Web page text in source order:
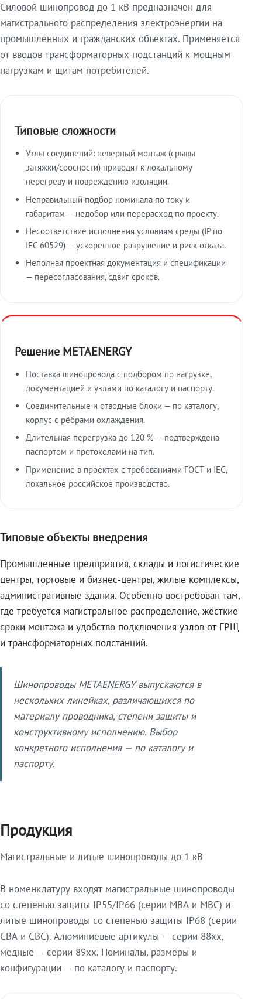
Силовой шинопровод до 1 кВ предназначен для
магистрального распределения электроэнергии на
промышленных и гражданских объектах. Применяется
от вводов трансформаторных подстанций к мощным
нагрузкам и щитам потребителей.
Типовые сложности
Узлы соединений: неверный монтаж (срывы
затяжки/соосности) приводят к локальному
перегреву и повреждению изоляции.
Неправильный подбор номинала по току и
габаритам — недобор или перерасход по проекту.
Несоответствие исполнения условиям среды (IP по
IEC 60529) — ускоренное разрушение и риск отказа.
Неполная проектная документация и спецификации
— пересогласования, сдвиг сроков.
Решение METAENERGY
Поставка шинопровода с подбором по нагрузке,
документацией и узлами по каталогу и паспорту.
Соединительные и отводные блоки — по каталогу,
корпус с рёбрами охлаждения.
Длительная перегрузка до 120 % — подтверждена
паспортом и протоколами на тип.
Применение в проектах с требованиями ГОСТ и IEC,
локальное российское производство.
Типовые объекты внедрения
Промышленные предприятия, склады и логистические
центры, торговые и бизнес-центры, жилые комплексы,
административные здания. Особенно востребован там,
где требуется магистральное распределение, жёсткие
сроки монтажа и удобство подключения узлов от ГРЩ
и трансформаторных подстанций.
Шинопроводы METAENERGY выпускаются в
нескольких линейках, различающихся по
материалу проводника, степени защиты и
конструктивному исполнению. Выбор
конкретного исполнения — по каталогу и
паспорту.
Продукция
Магистральные и литые шинопроводы до 1 кВ
В номенклатуру входят магистральные шинопроводы
со степенью защиты IP55/IP66 (серии МВА и МВС) и
литые шинопроводы со степенью защиты IP68 (серии
СВА и СВС). Алюминиевые артикулы — серии 88xx,
медные — серии 89xx. Номиналы, размеры и
конфигурации — по каталогу и паспорту.